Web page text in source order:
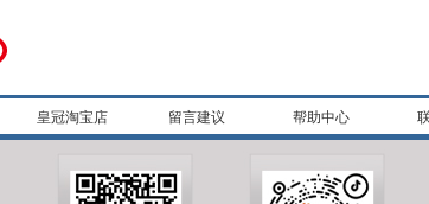
皇冠淘宝店 留言建议 帮助中心